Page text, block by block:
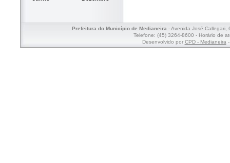
Prefeitura do Município de Medianeira- Avenida José Callegari,
Telefone: (45) 3264-8600 - Horário de
Desenvolvido por CPD - Medianeira-